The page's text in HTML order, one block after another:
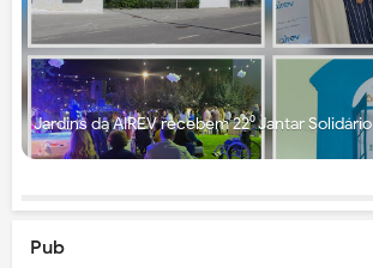
Jardins da AIREV recebem 22⁰ Jantar Solidário
Pub